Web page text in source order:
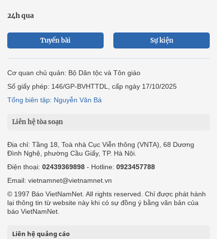
24h qua
Tuyến bài Sự kiện
Cơ quan chủ quản: Bộ Dân tộc và Tôn giáo
Số giấy phép: 146/GP-BVHTTDL, cấp ngày 17/10/2025
Tổng biên tập: Nguyễn Văn Bá
Liên hệ tòa soạn
Địa chỉ: Tầng 18, Toà nhà Cục Viễn thông (VNTA), 68 Dương
Đình Nghệ, phường Cầu Giấy, TP. Hà Nội.
Điện thoại: 02439369898 - Hotline: 0923457788
Email: vietnamnet@vietnamnet.vn
© 1997 Báo VietNamNet. All rights reserved. Chỉ được phát hành
lại thông tin từ website này khi có sự đồng ý bằng văn bản của
báo VietNamNet.
Liên hệ quảng cáo